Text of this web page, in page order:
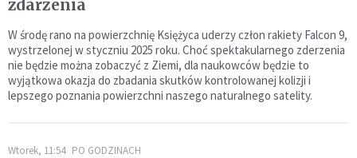
zdarzenia
W środę rano na powierzchnię Księżyca uderzy człon rakiety Falcon 9,
wystrzelonej w styczniu 2025 roku. Choć spektakularnego zderzenia
nie będzie można zobaczyć z Ziemi, dla naukowców będzie to
wyjątkowa okazja do zbadania skutków kontrolowanej kolizji i
lepszego poznania powierzchni naszego naturalnego satelity.
Wtorek, 11:54 PO GODZINACH